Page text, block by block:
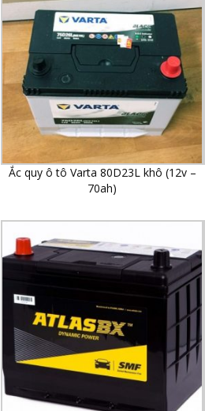
Ắc quy ô tô Varta 80D23L khô (12v –
70ah)